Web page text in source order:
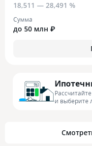
18,511 — 28,491 %
Сумма
до 50 млн ₽
и выберите